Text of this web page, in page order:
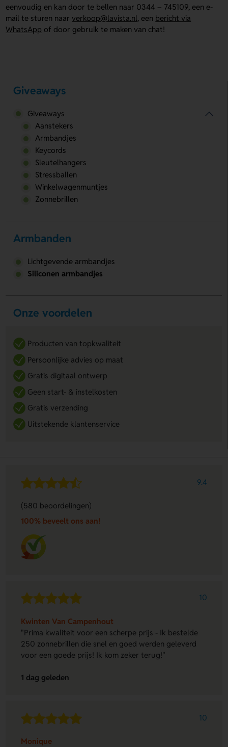
eenvoudig en kan door te bellen naar 0344 – 745109, een e-
mail te sturen naar verkoop@lavista.nl, een bericht via
WhatsApp of door gebruik te maken van chat!
Giveaways
Giveaways
Aanstekers
Armbandjes
Keycords
Sleutelhangers
Stressballen
Winkelwagenmuntjes
Zonnebrillen
Armbanden
Lichtgevende armbandjes
Siliconen armbandjes
Onze voordelen
Producten van topkwaliteit
Persoonlijke advies op maat
Gratis digitaal ontwerp
Geen start- & instelkosten
Gratis verzending
Uitstekende klantenservice
9.4
(580 beoordelingen)
100% beveelt ons aan!
10
Kwinten Van Campenhout
"Prima kwaliteit voor een scherpe prijs - Ik bestelde
250 zonnebrillen die snel en goed werden geleverd
voor een goede prijs! Ik kom zeker terug!"
1 dag geleden
10
Monique